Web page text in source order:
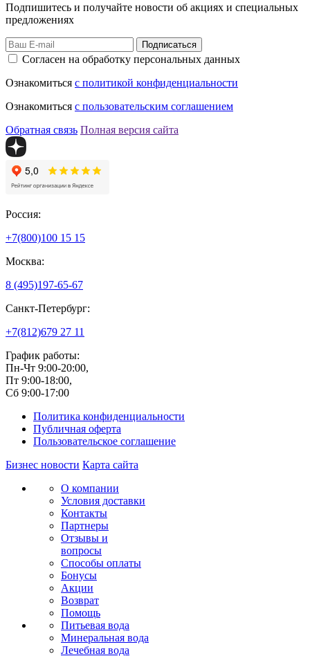
Подпишитесь и получайте новости об акциях и специальных
предложениях
Подписаться
Согласен на обработку персональных данных
Ознакомиться с политикой конфиденциальности
Ознакомиться с пользовательским соглашением
Обратная связь Полная версия сайта
Россия:
+7(800)100 15 15
Москва:
8 (495)197-65-67
Санкт-Петербург:
+7(812)679 27 11
График работы:
Пн-Чт 9:00-20:00,
Пт 9:00-18:00,
Сб 9:00-17:00
Политика конфиденциальности
Публичная оферта
Пользовательское соглашение
Бизнес новости Карта сайта
О компании
Условия доставки
Контакты
Партнеры
Отзывы и
вопросы
Способы оплаты
Бонусы
Акции
Возврат
Помощь
Питьевая вода
Минеральная вода
Лечебная вода